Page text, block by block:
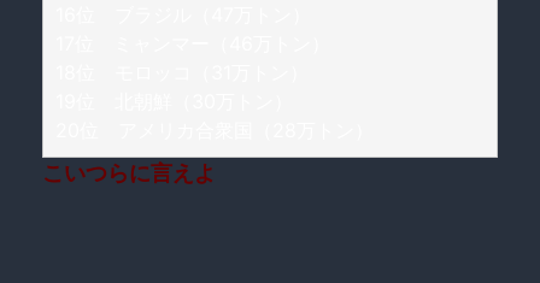
こいつらに言えよ